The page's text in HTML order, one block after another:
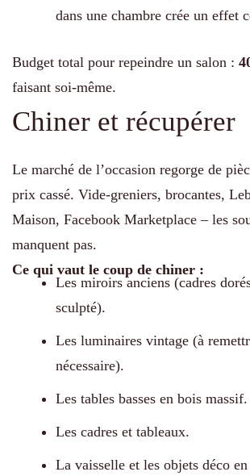
dans une chambre crée un effet
Budget total pour repeindre un salon :
faisant soi-même.
Chiner et récupérer
Le marché de l’occasion regorge de
prix cassé. Vide-greniers, brocantes,
Maison, Facebook Marketplace – les
manquent pas.
Ce qui vaut le coup de chiner :
Les miroirs anciens (cadres
sculpté).
Les luminaires vintage (à
nécessaire).
Les tables basses en bois massif.
Les cadres et tableaux.
La vaisselle et les objets déco